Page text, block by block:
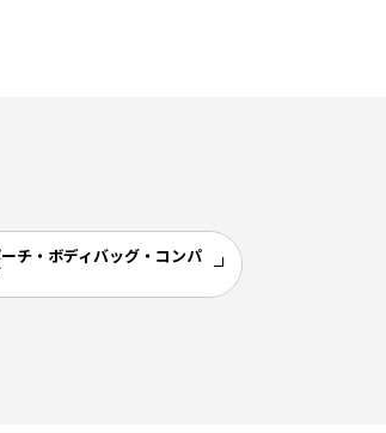
チ・ボディバッグ・コンパ